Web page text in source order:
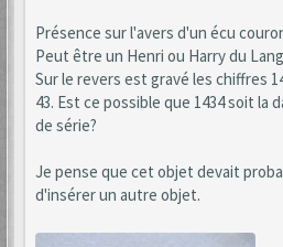
Présence sur l'avers d'un écu
Peut être un Henri ou Harry du
Sur le revers est gravé les chiffres
43. Est ce possible que 1434 soit la
de série?
Je pense que cet objet devait
d'insérer un autre objet.